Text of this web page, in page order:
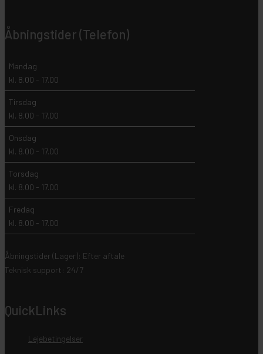
Åbningstider (Telefon)
Mandag
kl. 8.00 - 17.00
Tirsdag
kl. 8.00 - 17.00
Onsdag
kl. 8.00 - 17.00
Torsdag
kl. 8.00 - 17.00
Fredag
kl. 8.00 - 17.00
Åbningstider (Lager): Efter aftale
Teknisk support: 24/7
QuickLinks
Lejebetingelser